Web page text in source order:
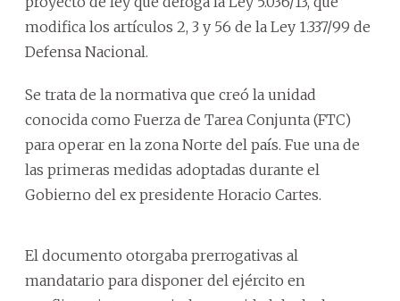
modifica los artículos 2, 3 y 56 de la Ley 1.337/99 de
Defensa Nacional.
Se trata de la normativa que creó la unidad
conocida como Fuerza de Tarea Conjunta (FTC)
para operar en la zona Norte del país. Fue una de
las primeras medidas adoptadas durante el
Gobierno del ex presidente Horacio Cartes.
El documento otorgaba prerrogativas al
mandatario para disponer del ejército en